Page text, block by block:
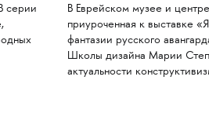
серии
В Еврейском музее и
приуроченная к выставке
фантазии русского
Школы дизайна Марии
актуальности